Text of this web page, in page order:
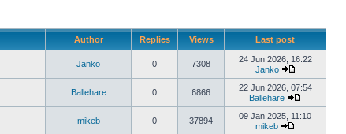
Author Replies Views Last post
Janko 0 7308
24 Jun 2026, 16:22
Janko
Ballehare 0 6866
22 Jun 2026, 07:54
Ballehare
mikeb 0 37894
09 Jan 2025, 11:10
mikeb